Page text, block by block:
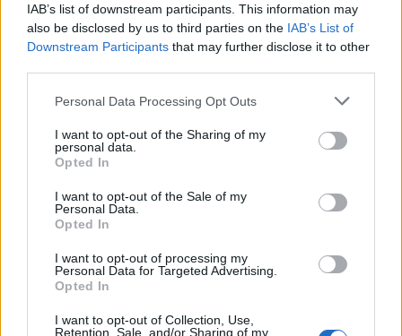
IAB’s list of downstream participants. This information may
also be disclosed by us to third parties on the IAB’s List of
Downstream Participants that may further disclose it to other
Personal Data Processing Opt Outs
I want to opt-out of the Sharing of my
personal data.
Opted In
I want to opt-out of the Sale of my
Personal Data.
Opted In
I want to opt-out of processing my
Personal Data for Targeted Advertising.
Opted In
I want to opt-out of Collection, Use,
Retention, Sale, and/or Sharing of my
puslespillet:
119stemmer,
Hent Ord Kryds
Her kan du søge efter dit svar efter niveau nummer, men vi
anbefaler at bruge søgningen med bogstaver.